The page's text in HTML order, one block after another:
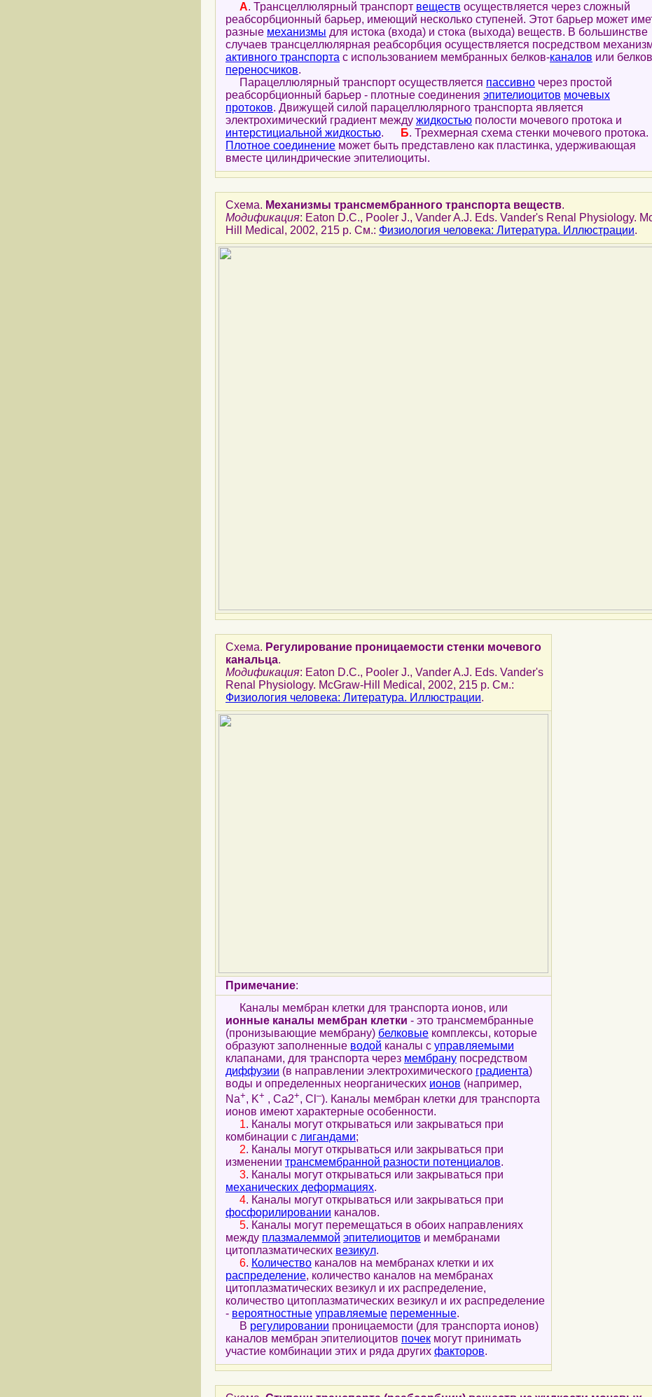
А. Трансцеллюлярный транспорт веществ осуществляется через сложный
реабсорбционный барьер, имеющий несколько ступеней. Этот барьер может
разные механизмы для истока (входа) и стока (выхода) веществ. В большинстве
случаев трансцеллюлярная реабсорбция осуществляется посредством
активного транспорта с использованием мембранных белков-каналов или
переносчиков.
Парацеллюлярный транспорт осуществляется пассивно через простой
реабсорбционный барьер - плотные соединения эпителиоцитов мочевых
протоков. Движущей силой парацеллюлярного транспорта является
электрохимический градиент между жидкостью полости мочевого протока и
интерстициальной жидкостью. Б. Трехмерная схема стенки мочевого протока.
Плотное соединение может быть представлено как пластинка, удерживающая
вместе цилиндрические эпителиоциты.
Схема. Механизмы трансмембранного транспорта веществ.
Модификация: Eaton D.C., Pooler J., Vander A.J. Eds. Vander's Renal Physiology.
Hill Medical, 2002, 215 p. См.: Физиология человека: Литература. Иллюстрации.
Схема. Регулирование проницаемости стенки мочевого
канальца.
Модификация: Eaton D.C., Pooler J., Vander A.J. Eds. Vander's
Renal Physiology. McGraw-Hill Medical, 2002, 215 p. См.:
Физиология человека: Литература. Иллюстрации.
Примечание:
Каналы мембран клетки для транспорта ионов, или
ионные каналы мембран клетки - это трансмембранные
(пронизывающие мембрану) белковые комплексы, которые
образуют заполненные водой каналы с управляемыми
клапанами, для транспорта через мембрану посредством
диффузии (в направлении электрохимического градиента)
воды и определенных неорганических ионов (например,
Na+, K+ , Ca2+, Cl –). Каналы мембран клетки для транспорта
ионов имеют характерные особенности.
1. Каналы могут открываться или закрываться при
комбинации с лигандами;
2. Каналы могут открываться или закрываться при
изменении трансмембранной разности потенциалов.
3. Каналы могут открываться или закрываться при
механических деформациях.
4. Каналы могут открываться или закрываться при
фосфорилировании каналов.
5. Каналы могут перемещаться в обоих направлениях
между плазмалеммой эпителиоцитов и мембранами
цитоплазматических везикул.
6. Количество каналов на мембранах клетки и их
распределение, количество каналов на мембранах
цитоплазматических везикул и их распределение,
количество цитоплазматических везикул и их распределение
- вероятностные управляемые переменные.
В регулировании проницаемости (для транспорта ионов)
каналов мембран эпителиоцитов почек могут принимать
участие комбинации этих и ряда других факторов.